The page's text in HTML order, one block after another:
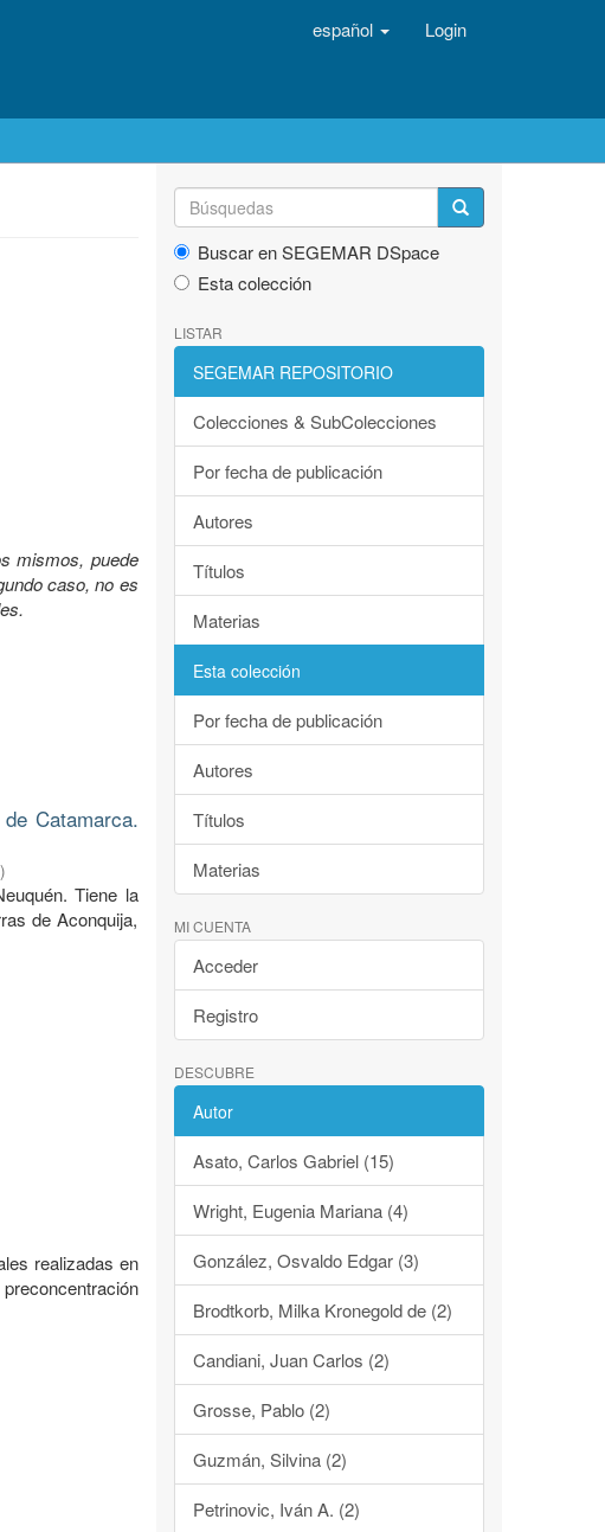
español Login
mismos, puede
caso, no es
Catamarca.
)
Tiene la
de Aconquija,
realizadas en
Buscar en SEGEMAR DSpace
Esta colección
LISTAR
SEGEMAR REPOSITORIO
Colecciones & SubColecciones
Por fecha de publicación
Autores
Títulos
Materias
Esta colección
Por fecha de publicación
Autores
Títulos
Materias
MI CUENTA
Acceder
Registro
DESCUBRE
Autor
Asato, Carlos Gabriel (15)
Wright, Eugenia Mariana (4)
González, Osvaldo Edgar (3)
Brodtkorb, Milka Kronegold de (2)
Candiani, Juan Carlos (2)
Grosse, Pablo (2)
Guzmán, Silvina (2)
Petrinovic, Iván A. (2)